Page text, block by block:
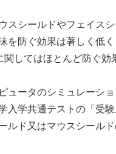
スシールドやフェイス
を防ぐ効果は著しく低
関してはほとんど防ぐ効
ュータのシミュレーシ
入学共通テストの「受
ルド又はマウスシール